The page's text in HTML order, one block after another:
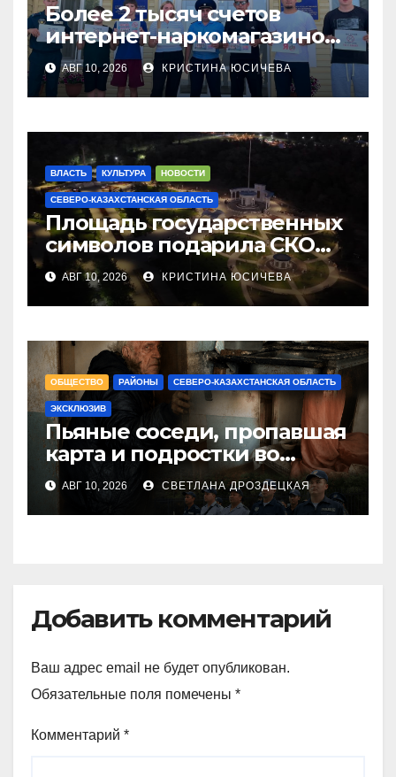
Более 2 тысяч счетов
интернет-наркомагазинов
заблокировали в СКО
АВГ 10, 2026 КРИСТИНА ЮСИЧЕВА
ВЛАСТЬ КУЛЬТУРА НОВОСТИ
СЕВЕРО-КАЗАХСТАНСКАЯ ОБЛАСТЬ
Площадь государственных
символов подарила СКО
городу Семею
АВГ 10, 2026 КРИСТИНА ЮСИЧЕВА
ОБЩЕСТВО РАЙОНЫ СЕВЕРО-КАЗАХСТАНСКАЯ ОБЛАСТЬ
ЭКСКЛЮЗИВ
Пьяные соседи, пропавшая
карта и подростки во
дворах: один вечер с
полицейскими в Бесколе
АВГ 10, 2026 СВЕТЛАНА ДРОЗДЕЦКАЯ
Добавить комментарий
Ваш адрес email не будет опубликован.
Обязательные поля помечены *
Комментарий *